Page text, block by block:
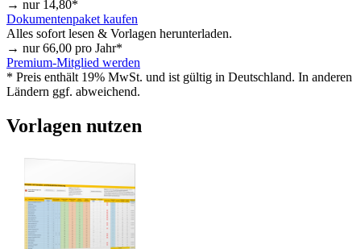
→ nur 14,80*
Dokumentenpaket kaufen
Alles sofort lesen & Vorlagen herunterladen.
→ nur66,00 pro Jahr*
Premium-Mitglied werden
* Preis enthält 19% MwSt. und ist gültig in Deutschland. In anderen
Ländern ggf. abweichend.
Vorlagen nutzen